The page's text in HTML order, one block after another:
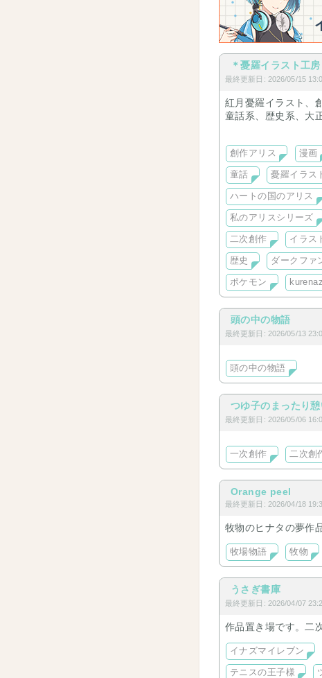
＊憂羅イラスト工房
最終更新日: 2026/05/15
紅月憂羅イラスト、
童話系、歴史系、大
で夢イラストやキ
創作アリス 漫画
童話 憂羅イラス
ハートの国のアリス
私のアリスシリーズ
二次創作 イラス
歴史 ダークファ
ポケモン
頭の中の物語
最終更新日: 2026/05/13
頭の中の物語
つゆ子のまったり
最終更新日: 2026/05/06
一次創作 二次創
Orange peel
最終更新日: 2026/04/18
牧物のヒナタの夢作
牧場物語 牧物
うさぎ書庫
最終更新日: 2026/04/07
作品置き場です。二
イナズマイレブン
テニスの王子様